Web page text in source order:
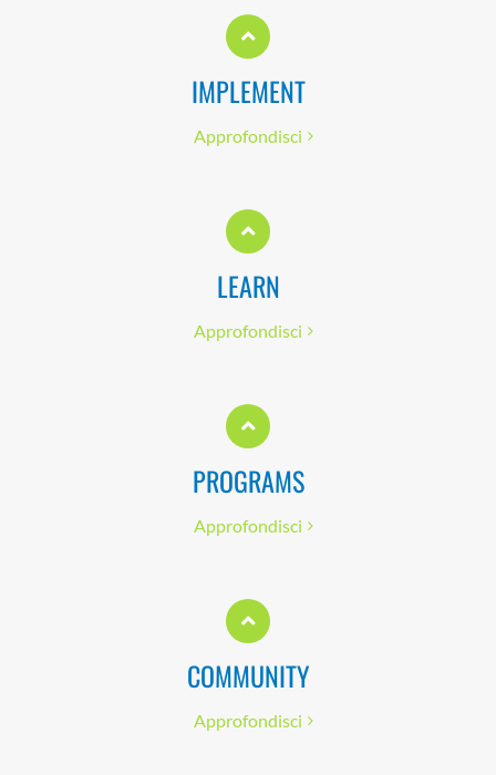
IMPLEMENT
Approfondisci
LEARN
Approfondisci
PROGRAMS
Approfondisci
COMMUNITY
Approfondisci